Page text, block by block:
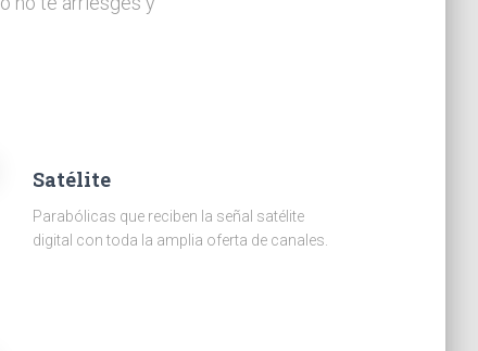
Satélite
Parabólicas que reciben la señal satélite
digital con toda la amplia oferta de canales.